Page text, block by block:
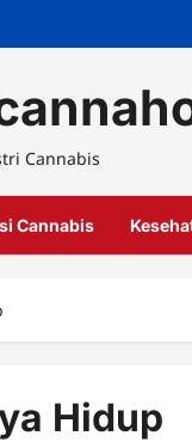
Cannabis
Cannabis
Hidup